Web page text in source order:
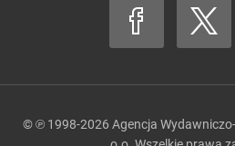
© ℗ 1998-2026 Agencja